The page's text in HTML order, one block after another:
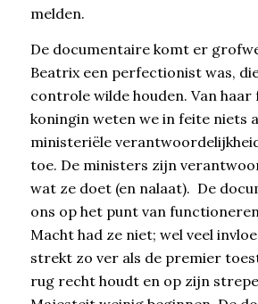
melden.
De documentaire komt er
Beatrix een perfectionist was,
controle wilde houden. Van
koningin weten we in feite niets
ministeriële
toe. De ministers zijn
wat ze doet (en nalaat). De
ons op het punt van
Macht had ze niet; wel veel
strekt zo ver als de premier
rug recht houdt en op zijn